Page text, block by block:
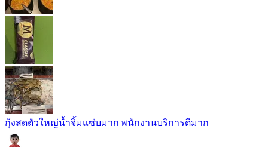
กุ้งสดตัวใหญ่น้ำจิ้มแซ่บมาก พนักงานบริการดีมาก